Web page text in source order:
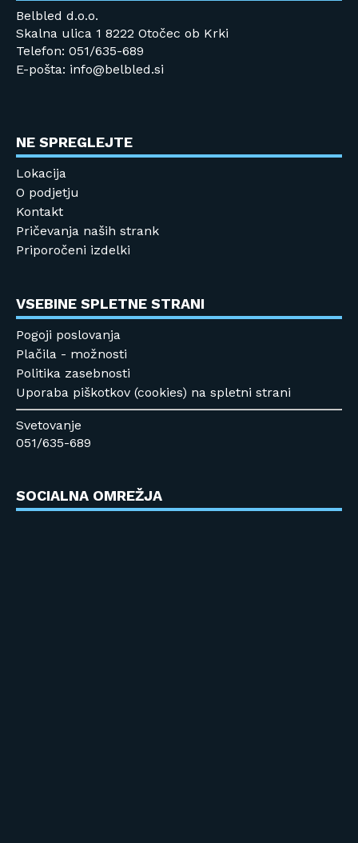
Belbled d.o.o.
Skalna ulica 1 8222 Otočec ob Krki
Telefon: 051/635-689
E-pošta: info@belbled.si
NE SPREGLEJTE
Lokacija
O podjetju
Kontakt
Pričevanja naših strank
Priporočeni izdelki
VSEBINE SPLETNE STRANI
Pogoji poslovanja
Plačila - možnosti
Politika zasebnosti
Uporaba piškotkov (cookies) na spletni strani
Svetovanje
051/635-689
SOCIALNA OMREŽJA